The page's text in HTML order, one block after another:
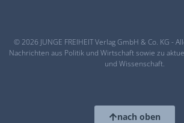
© 2026 JUNGE FREIHEIT Verlag GmbH & Co. KG -
Nachrichten aus Politik und Wirtschaft sowie zu
und Wissenschaft.
nach oben